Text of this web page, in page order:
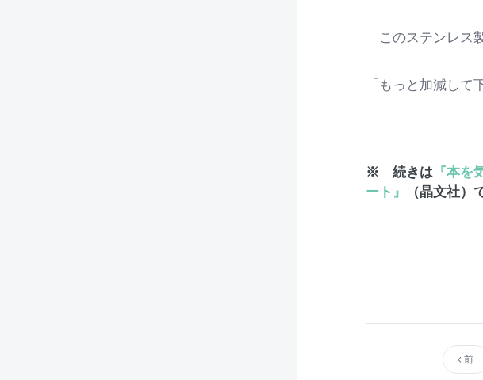
このステンレス
「もっと加減して
※ 続きは 『本
ート』
（晶文社）
前